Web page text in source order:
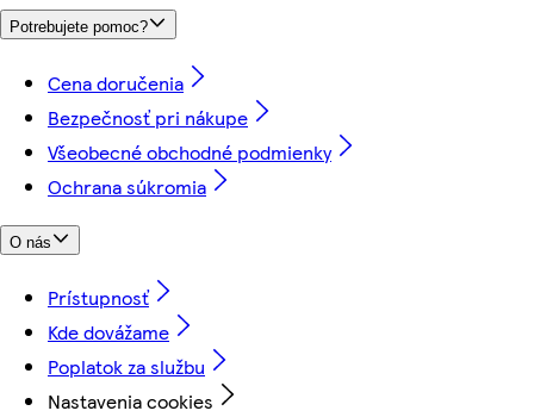
Potrebujete pomoc?
Cena doručenia
Bezpečnosť pri nákupe
Všeobecné obchodné podmienky
Ochrana súkromia
O nás
Prístupnosť
Kde dovážame
Poplatok za službu
Nastavenia cookies